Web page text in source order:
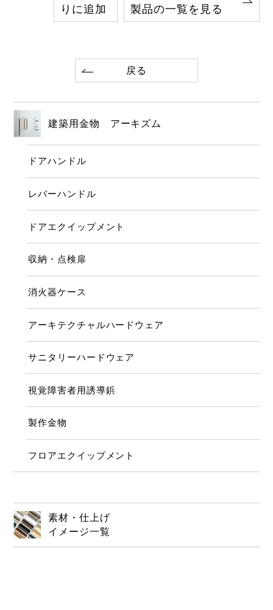
りに追加
製品の一覧を見る
戻る
建築用金物 アーキズム
ドアハンドル
レバーハンドル
ドアエクイップメント
収納・点検扉
消火器ケース
アーキテクチャルハードウェア
サニタリーハードウェア
視覚障害者用誘導鋲
製作金物
フロアエクイップメント
素材・仕上げ
イメージ一覧